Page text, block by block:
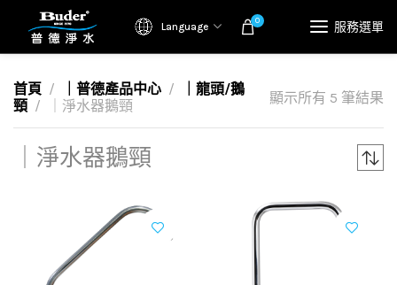
Language 0 服務選單
首頁 ｜普德產品中心
｜龍頭/鵝
頸
｜淨水器鵝頸 顯示所有 5 筆結果
｜淨水器鵝頸